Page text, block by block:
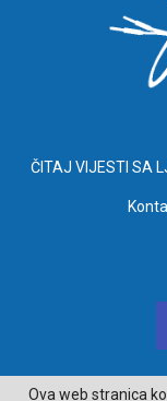
ČITAJ VIJESTI SA
Ova web stranica